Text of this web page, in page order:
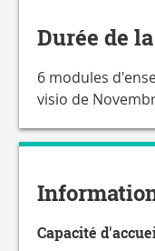
Durée de
6 modules
visio de
Capacité